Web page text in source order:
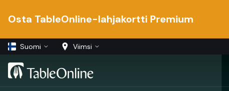
Osta TableOnline-lahjakortti Premium
Suomi Viimsi